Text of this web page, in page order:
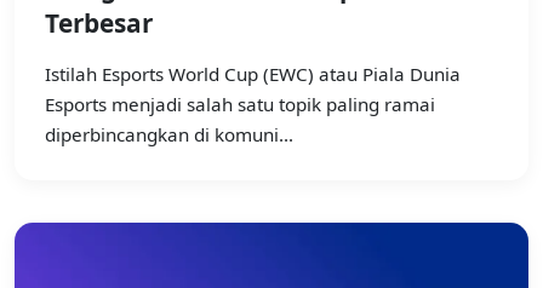
Terbesar
Istilah Esports World Cup (EWC) atau Piala Dunia
Esports menjadi salah satu topik paling ramai
diperbincangkan di komuni...